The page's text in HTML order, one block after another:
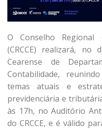
O Conselho Regional
(CRCCE) realizará,
Cearense de
Contabilidade,
temas atuais e
previdenciária e
às 17h, no Auditório
do CRCCE, e é válido